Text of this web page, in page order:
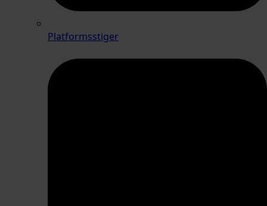
Platformsstiger